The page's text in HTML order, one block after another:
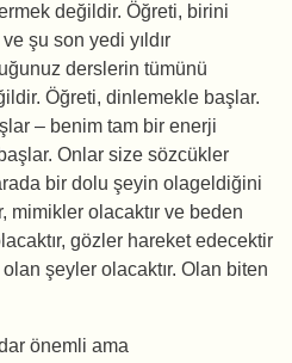
değildir. Öğreti, birini
şu son yedi yıldır
derslerin tümünü
Öğreti, dinlemekle başlar.
– benim tam bir enerji
Onlar size sözcükler
bir dolu şeyin olageldiğini
mimikler olacaktır ve beden
gözler hareket edecektir
şeyler olacaktır. Olan biten
önemli ama